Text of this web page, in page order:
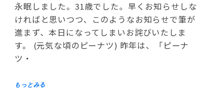
永眠しました。31歳でした。早くお知らせしな
ければと思いつつ、このようなお知らせで筆が
進まず、本日になってしまいお詫びいたしま
す。 (元気な頃のピーナツ) 昨年は、「ピーナ
ツ・